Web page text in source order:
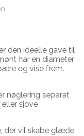
den ideelle gave til
har en diameter
og vise frem.
nøglering separat
sjove
der vil skabe glæde